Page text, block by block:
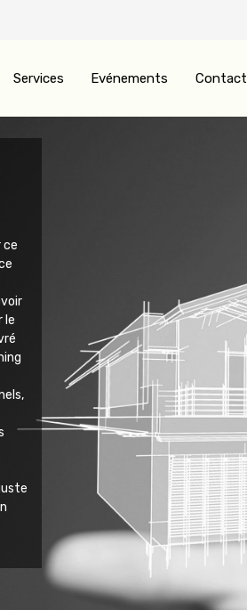
Services Evénements Contact
ce
le